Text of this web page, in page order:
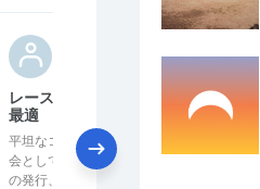
3.33
レースペースを養う練習大会として
最適
平坦なコースでレースペースを養う練習大
会として最適である。特に、表彰や記録証
の発行、参加賞などもないので、練習会…